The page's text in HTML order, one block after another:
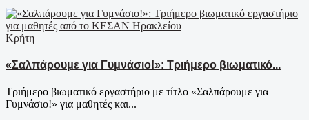
Κρήτη
«Σαλπάρουμε για Γυμνάσιο!»: Τριήμερο βιωματικό...
Τριήμερο βιωματικό εργαστήριο με τίτλο «Σαλπάρουμε για
Γυμνάσιο!» για μαθητές και...